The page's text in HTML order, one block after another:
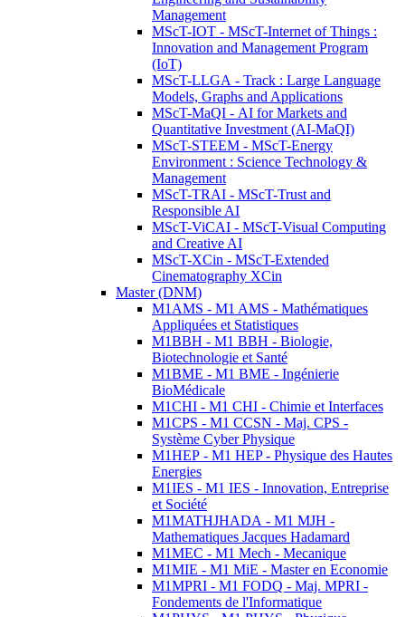
Management
MScT-IOT - MScT-Internet of Things :
Innovation and Management Program
(IoT)
MScT-LLGA - Track : Large Language
Models, Graphs and Applications
MScT-MaQI - AI for Markets and
Quantitative Investment (AI-MaQI)
MScT-STEEM - MScT-Energy
Environment : Science Technology &
Management
MScT-TRAI - MScT-Trust and
Responsible AI
MScT-ViCAI - MScT-Visual Computing
and Creative AI
MScT-XCin - MScT-Extended
Cinematography XCin
Master (DNM)
M1AMS - M1 AMS - Mathématiques
Appliquées et Statistiques
M1BBH - M1 BBH - Biologie,
Biotechnologie et Santé
M1BME - M1 BME - Ingénierie
BioMédicale
M1CHI - M1 CHI - Chimie et Interfaces
M1CPS - M1 CCSN - Maj. CPS -
Système Cyber Physique
M1HEP - M1 HEP - Physique des Hautes
Energies
M1IES - M1 IES - Innovation, Entreprise
et Société
M1MATHJHADA - M1 MJH -
Mathematiques Jacques Hadamard
M1MEC - M1 Mech - Mecanique
M1MIE - M1 MiE - Master en Economie
M1MPRI - M1 FODQ - Maj. MPRI -
Fondements de l'Informatique